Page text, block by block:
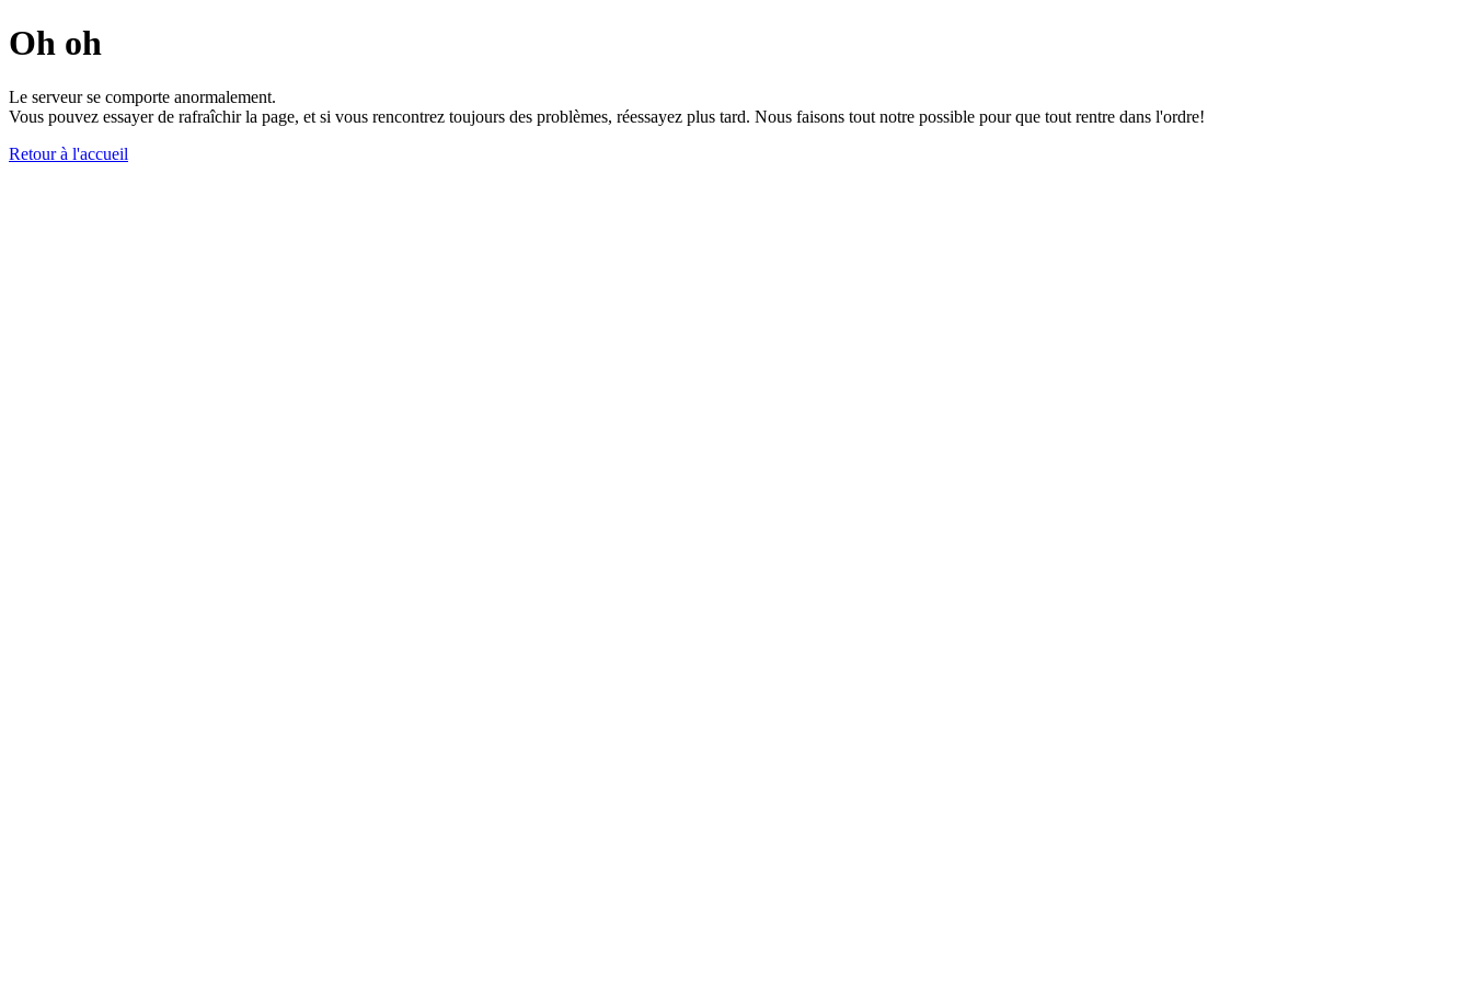
Oh oh
Le serveur se comporte anormalement.
Vous pouvez essayer de rafraîchir la page, et si vous rencontrez toujours des problèmes, réessayez plus tard. Nous faisons tout notre possible pour que tout rentre dans l'ordre!
Retour à l'accueil